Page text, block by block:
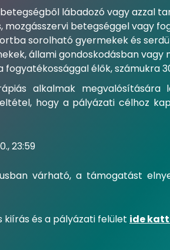
lábadozó vagy azzal
mozgásszervi betegséggel vagy
sorolható gyermekek és
állami gondoskodásban vagy
fogyatékossággal élők, számukra
alkalmak megvalósítására
hogy a pályázati célhoz
23:59
várható, a támogatást
és a pályázati felület ide